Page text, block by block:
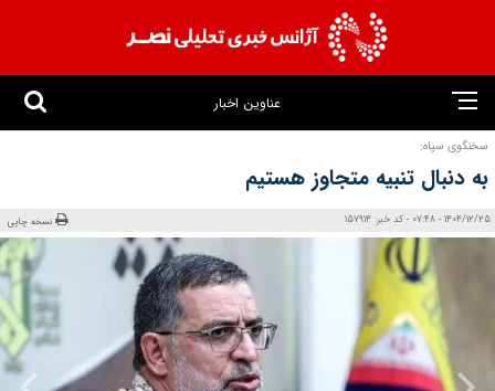
عناوین اخبار
سخنگوی سپاه:
به دنبال تنبیه متجاوز هستیم
1404/12/25 - 07:48 - کد خبر: 157914 نسخه چاپی